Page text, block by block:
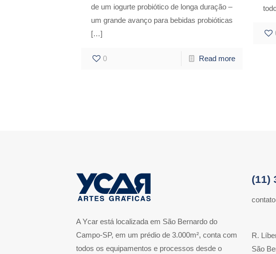
de um iogurte probiótico de longa duração –
um grande avanço para bebidas probióticas
[…]
0 Read more
A Ycar está localizada em São Bernardo do
Campo-SP, em um prédio de 3.000m², conta com
todos os equipamentos e processos desde o
(11)
R.
São